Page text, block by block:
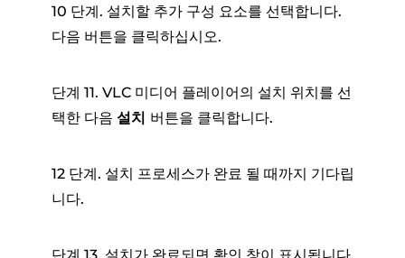
10 단계. 설치할 추가 구성 요소를 선택합니다.
다음 버튼을 클릭하십시오.
단계 11. VLC 미디어 플레이어의 설치 위치를 선
택한 다음 설치 버튼을 클릭합니다.
12 단계. 설치 프로세스가 완료 될 때까지 기다립
니다.